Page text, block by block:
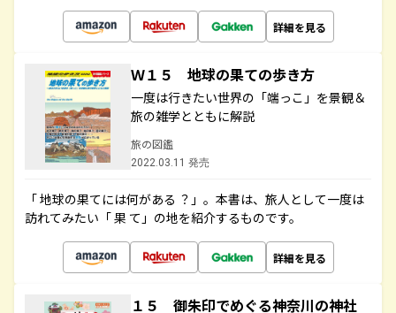
詳細を見る
Ｗ１５ 地球の果ての歩き方
一度は行きたい世界の「端っこ」を景観＆
旅の雑学とともに解説
旅の図鑑
2022.03.11 発売
「 地球の果てには何がある ？」。本書は、旅人として一度は
訪れてみたい「 果 て」の地を紹介するものです。
詳細を見る
１５ 御朱印でめぐる神奈川の神社